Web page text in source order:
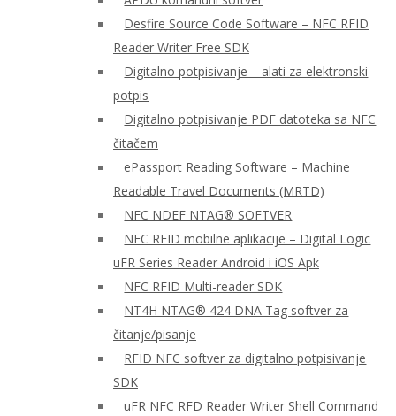
Desfire Source Code Software – NFC RFID
Reader Writer Free SDK
Digitalno potpisivanje – alati za elektronski
potpis
Digitalno potpisivanje PDF datoteka sa NFC
čitačem
ePassport Reading Software – Machine
Readable Travel Documents (MRTD)
NFC NDEF NTAG® SOFTVER
NFC RFID mobilne aplikacije – Digital Logic
uFR Series Reader Android i iOS Apk
NFC RFID Multi-reader SDK
NT4H NTAG® 424 DNA Tag softver za
čitanje/pisanje
RFID NFC softver za digitalno potpisivanje
SDK
uFR NFC RFD Reader Writer Shell Command